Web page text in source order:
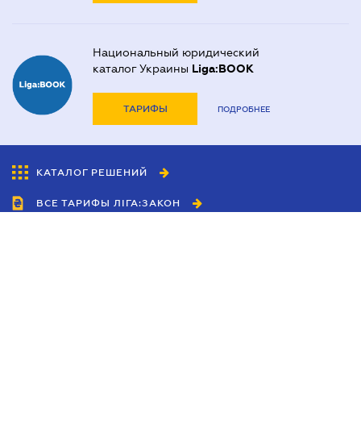
Национальный юридический
каталог Украины Liga:BOOK
ТАРИФЫ ПОДРОБНЕЕ
КАТАЛОГ РЕШЕНИЙ
ВСЕ ТАРИФЫ ЛІГА:ЗАКОН